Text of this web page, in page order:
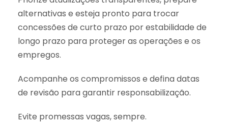
alternativas e esteja pronto para trocar
concessões de curto prazo por estabilidade de
longo prazo para proteger as operações e os
empregos.
Acompanhe os compromissos e defina datas
de revisão para garantir responsabilização.
Evite promessas vagas, sempre.